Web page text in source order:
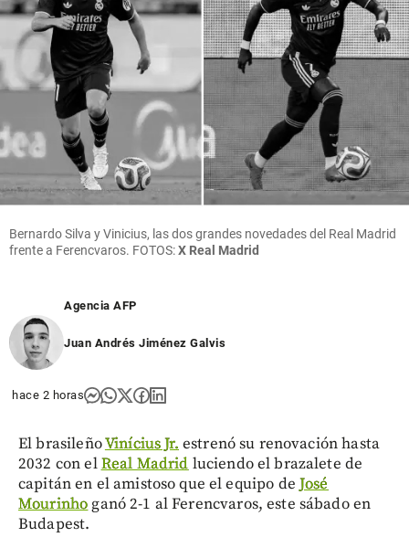
Bernardo Silva y Vinicius, las dos grandes novedades del Real Madrid
frente a Ferencvaros. FOTOS:X Real Madrid
Agencia AFP
Juan Andrés Jiménez Galvis
hace 2 horas
El brasileñoVinícius Jr. estrenó su renovación hasta
2032 con elReal Madrid luciendo el brazalete de
capitán en el amistoso que el equipo de José
Mourinho ganó 2-1 al Ferencvaros, este sábado en
Budapest.